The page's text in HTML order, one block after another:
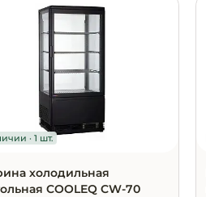
холодильная
COOLEQ CW-70
· 1 шт.